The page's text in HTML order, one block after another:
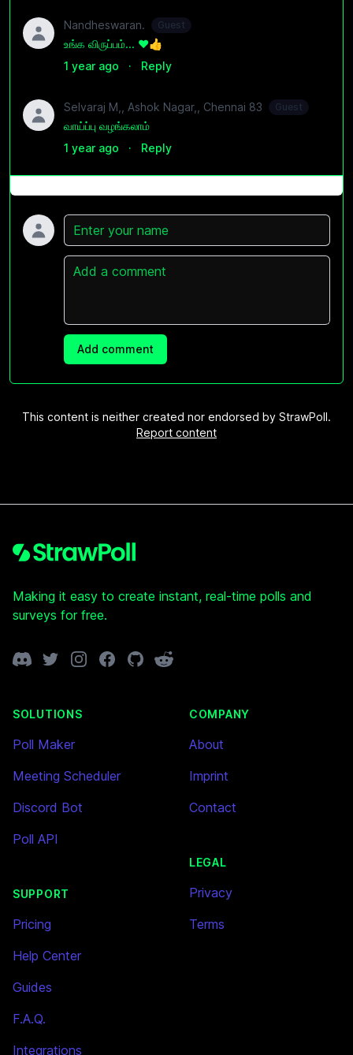
Nandheswaran. Guest
உங்க விருப்பம்... ❤️👍
1 year ago
· Reply
Selvaraj M,, Ashok Nagar,, Chennai 83 Guest
வாய்ப்பு வழங்கலாம்
1 year ago
· Reply
Name
Comment
Add comment
This content is neither created nor endorsed by StrawPoll.
Report content
Making it easy to create instant, real-time polls and
surveys for free.
DiscordTwitterInstagramFacebook
GitHubReddit
SOLUTIONS
Poll Maker
Meeting Scheduler
Discord Bot
Poll API
SUPPORT
Pricing
Help Center
Guides
F.A.Q.
Integrations
COMPANY
About
Imprint
Contact
LEGAL
Privacy
Terms